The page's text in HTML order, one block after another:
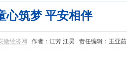
心筑梦 平安相伴
徽经济网 作者：江芳 江昊 责任编辑：王亚茹